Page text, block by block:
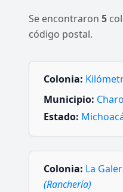
Se encontraron 5
código postal.
Colonia:
Municipio: Charo
Estado:
Colonia: La
(Ranchería)